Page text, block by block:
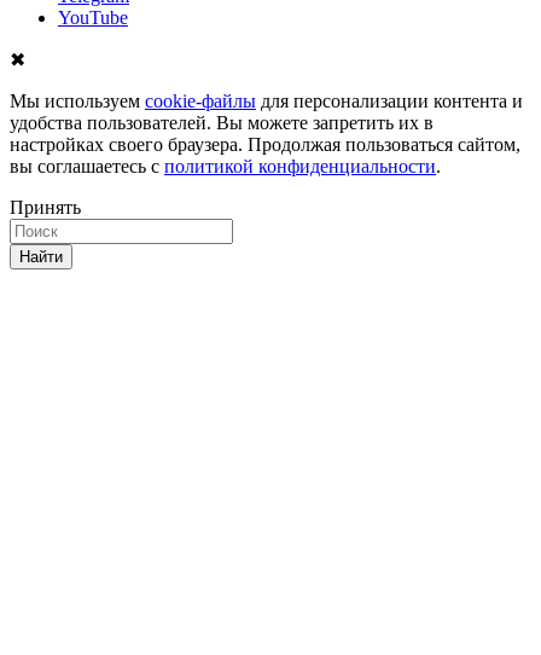
YouTube
✖
Мы используем cookie-файлы для персонализации контента и
удобства пользователей. Вы можете запретить их в
настройках своего браузера. Продолжая пользоваться сайтом,
вы соглашаетесь с политикой конфиденциальности.
Принять
Найти